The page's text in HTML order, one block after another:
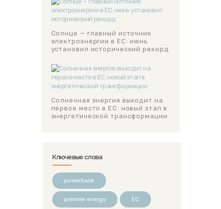
Солнце — главный источник
электроэнергии в ЕС: июнь
установил исторический рекорд
Солнечная энергия выходит на
первое место в ЕС: новый этап в
энергетической трансформации
Ключевые слова
powerbank
premier energy ЕС